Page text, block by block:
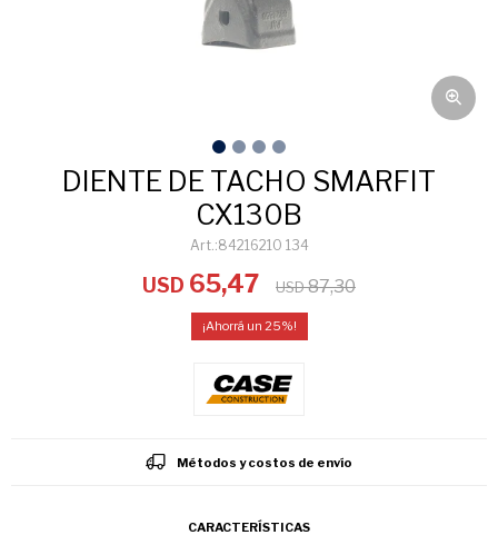
DIENTE DE TACHO SMARFIT
CX130B
84216210 134
USD 65,47 USD 87,30
25
Métodos y costos de envío
CARACTERÍSTICAS